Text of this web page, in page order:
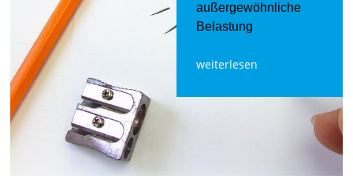
außergewöhnliche
Belastung
weiterlesen